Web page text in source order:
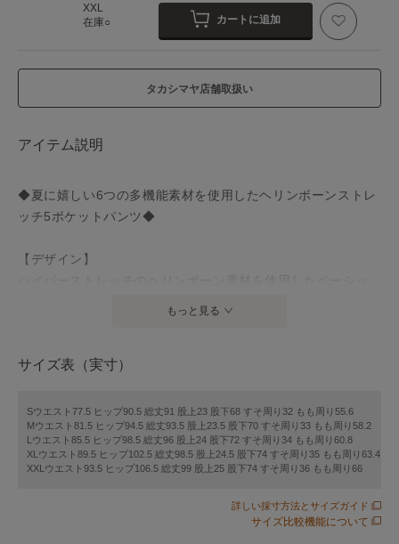
XXL
在庫○
カートに追加
タカシマヤ店舗取扱い
アイテム説明
◆夏に嬉しい6つの多機能素材を使用したヘリンボーンストレ
ッチ5ポケットパンツ◆
【デザイン】
シルエットは細身ながら、横、斜めへの伸縮性があるため、
ックスして着用できます。
幅広いサイズ展開でどなたにもフィットします。
【素材】
接触冷感や速乾機能で、夏でも爽やかにスッキリと着用でき
もっと見る
サイズ表（実寸）
Sウエスト77.5 ヒップ90.5 総丈91 股上23 股下68 すそ周り32 もも周り55.6
Mウエスト81.5 ヒップ94.5 総丈93.5 股上23.5 股下70 すそ周り33 もも周り58.2
Lウエスト85.5 ヒップ98.5 総丈96 股上24 股下72 すそ周り34 もも周り60.8
XLウエスト89.5 ヒップ102.5 総丈98.5 股上24.5 股下74 すそ周り35 もも周り63.4
XXLウエスト93.5 ヒップ106.5 総丈99 股上25 股下74 すそ周り36 もも周り66
詳しい採寸方法とサイズガイド
サイズ比較機能について